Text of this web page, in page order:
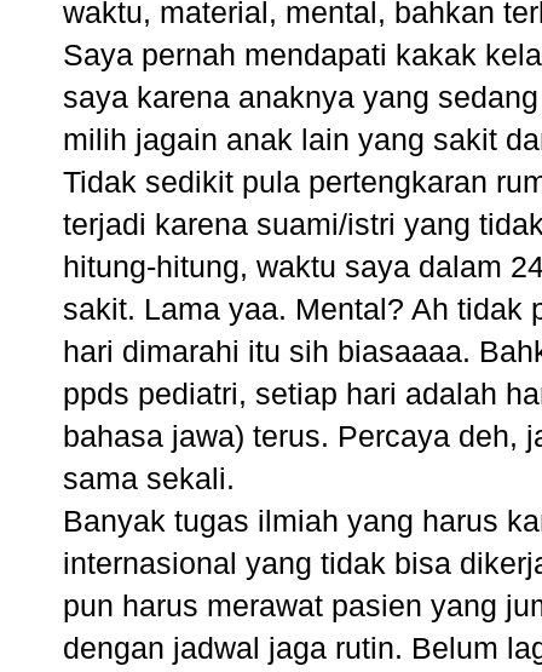
waktu, material, mental, bahkan
Saya pernah mendapati kakak
saya karena anaknya yang
milih jagain anak lain yang sakit
Tidak sedikit pula pertengkaran
terjadi karena suami/istri yang
hitung-hitung, waktu saya dalam
sakit. Lama yaa. Mental? Ah tidak
hari dimarahi itu sih biasaaaa.
ppds pediatri, setiap hari adalah
bahasa jawa) terus. Percaya deh,
sama sekali.
Banyak tugas ilmiah yang harus
internasional yang tidak bisa
pun harus merawat pasien yang
dengan jadwal jaga rutin. Belum